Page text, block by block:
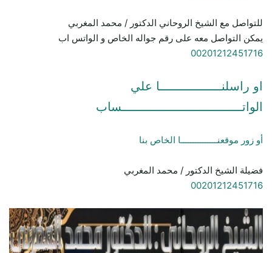
للتواصل مع الشيخ الروحاني الدكتور / محمد المغربي
يمكن التواصل معه على رقم جواله الخاص و الواتس اب
00201212451716
او راسلنـــــــــــــــــا علي
الواتـــــــــــــــــــــــــــــــــساب
أو زور موقعنـــــــــــــــا الخاص بنا
فضيلة الشيخ الدكتور / محمد المغربي
00201212451716